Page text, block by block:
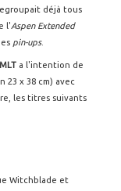
déjà tous
l'Aspen Extended
pin-ups.
a l'intention de
23 x 38 cm) avec
les titres suivants
Witchblade et